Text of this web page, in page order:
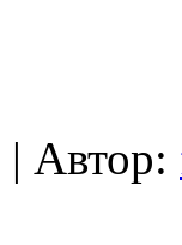
Автор: